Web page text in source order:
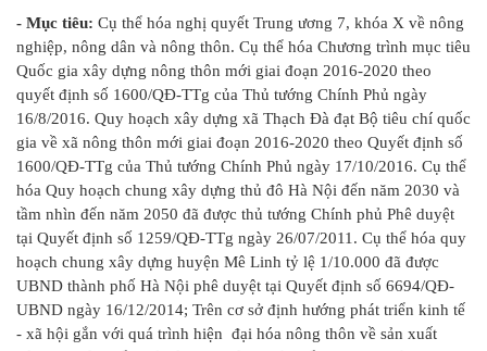
- Mục tiêu: Cụ thể hóa nghị quyết Trung ương 7, khóa X về nông
nghiệp, nông dân và nông thôn. Cụ thể hóa Chương trình mục tiêu
Quốc gia xây dựng nông thôn mới giai đoạn 2016-2020 theo
quyết định số 1600/QĐ-TTg của Thủ tướng Chính Phủ ngày
16/8/2016. Quy hoạch xây dựng xã Thạch Đà đạt Bộ tiêu chí quốc
gia về xã nông thôn mới giai đoạn 2016-2020 theo Quyết định số
1600/QĐ-TTg của Thủ tướng Chính Phủ ngày 17/10/2016. Cụ thể
hóa Quy hoạch chung xây dựng thủ đô Hà Nội đến năm 2030 và
tầm nhìn đến năm 2050 đã được thủ tướng Chính phủ Phê duyệt
tại Quyết định số 1259/QĐ-TTg ngày 26/07/2011. Cụ thể hóa quy
hoạch chung xây dựng huyện Mê Linh tỷ lệ 1/10.000 đã được
UBND thành phố Hà Nội phê duyệt tại Quyết định số 6694/QĐ-
UBND ngày 16/12/2014; Trên cơ sở định hướng phát triển kinh tế
- xã hội gắn với quá trình hiện đại hóa nông thôn về sản xuất